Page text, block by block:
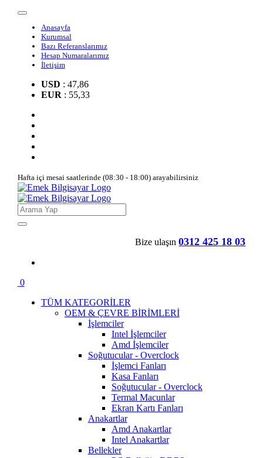
Anasayfa
Kurumsal
Bazı Referanslarımız
Hesap Numaralarımız
İletişim
USD : 47,86
EUR : 55,33
Hafta içi mesai saatlerinde (08:30 - 18:00) arayabilirsiniz
Bize ulaşın 0312 425 18 03
0
TÜM KATEGORİLER
OEM & ÇEVRE BİRİMLERİ
İşlemciler
Intel İşlemciler
Amd İşlemciler
Soğutucular - Overclock
İşlemci Fanları
Kasa Fanları
Soğutucular - Overclock
Termal Macunlar
Ekran Kartı Fanları
Anakartlar
Amd Anakartlar
Intel Anakartlar
Bellekler